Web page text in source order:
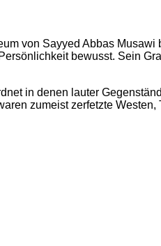
von Sayyed Abbas Musawi
bewusst. Sein
in denen lauter
zumeist zerfetzte Westen,